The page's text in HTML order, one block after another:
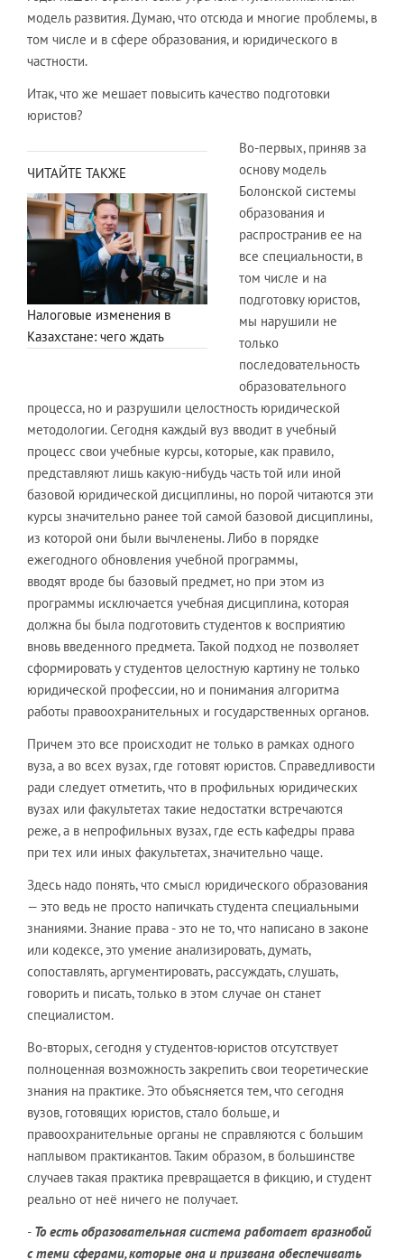
модель развития. Думаю, что отсюда и многие проблемы, в
том числе и в сфере образования, и юридического в
частности.
Итак, что же мешает повысить качество подготовки
юристов?
ЧИТАЙТЕ ТАКЖЕ
Налоговые изменения в
Казахстане: чего ждать
Во-первых, приняв за
основу модель
Болонской системы
образования и
распространив ее на
все специальности, в
том числе и на
подготовку юристов,
мы нарушили не
только
последовательность
образовательного
процесса, но и разрушили целостность юридической
методологии. Сегодня каждый вуз вводит в учебный
процесс свои учебные курсы, которые, как правило,
представляют лишь какую-нибудь часть той или иной
базовой юридической дисциплины, но порой читаются эти
курсы значительно ранее той самой базовой дисциплины,
из которой они были вычленены. Либо в порядке
ежегодного обновления учебной программы,
вводят вроде бы базовый предмет, но при этом из
программы исключается учебная дисциплина, которая
должна бы была подготовить студентов к восприятию
вновь введенного предмета. Такой подход не позволяет
сформировать у студентов целостную картину не только
юридической профессии, но и понимания алгоритма
работы правоохранительных и государственных органов.
Причем это все происходит не только в рамках одного
вуза, а во всех вузах, где готовят юристов. Справедливости
ради следует отметить, что в профильных юридических
вузах или факультетах такие недостатки встречаются
реже, а в непрофильных вузах, где есть кафедры права
при тех или иных факультетах, значительно чаще.
Здесь надо понять, что смысл юридического образования
— это ведь не просто напичкать студента специальными
знаниями. Знание права - это не то, что написано в законе
или кодексе, это умение анализировать, думать,
сопоставлять, аргументировать, рассуждать, слушать,
говорить и писать, только в этом случае он станет
специалистом.
Во-вторых, сегодня у студентов-юристов отсутствует
полноценная возможность закрепить свои теоретические
знания на практике. Это объясняется тем, что сегодня
вузов, готовящих юристов, стало больше, и
правоохранительные органы не справляются с большим
наплывом практикантов. Таким образом, в большинстве
случаев такая практика превращается в фикцию, и студент
реально от неё ничего не получает.
- То есть образовательная система работает вразнобой
с теми сферами, которые она и призвана обеспечивать